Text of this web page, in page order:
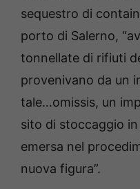
sequestro di
porto di Salerno,
tonnellate di rifiuti
provenivano da un
tale…omissis, un
sito di stoccaggio in
emersa nel
nuova figura”.